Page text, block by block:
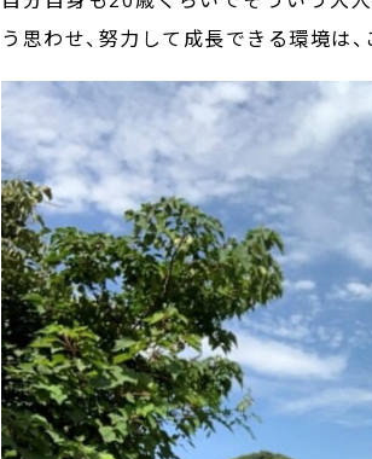
う思わせ、努力して成長できる環境は